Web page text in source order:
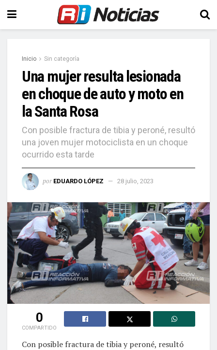
Inicio Sin categoría
Una mujer resulta lesionada
en choque de auto y moto en
la Santa Rosa
Con posible fractura de tibia y peroné, resultó
una joven mujer motociclista en un choque
ocurrido esta tarde
por EDUARDO LÓPEZ 28 julio, 2023
0
COMPARTIDO
Con posible fractura de tibia y peroné, resultó